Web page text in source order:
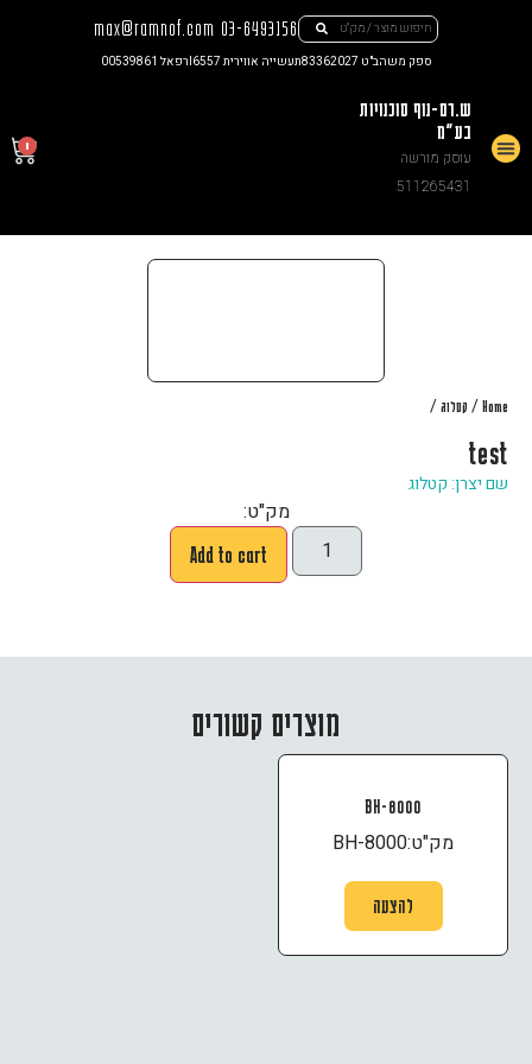
03-6493156
max@ramnof.com
ספק משהב"ט 83362027 תעשייה אווירית I6557 רפאל 00539861
ש.רם-נוף סוכנויות
בע"מ
עוסק מורשה
511265431
0
Home
/ קטלוג /
test
שם יצרן: קטלוג
מק"ט:
Add to cart
מוצרים קשורים
BH-8000
מק"ט:BH-8000
להצעה